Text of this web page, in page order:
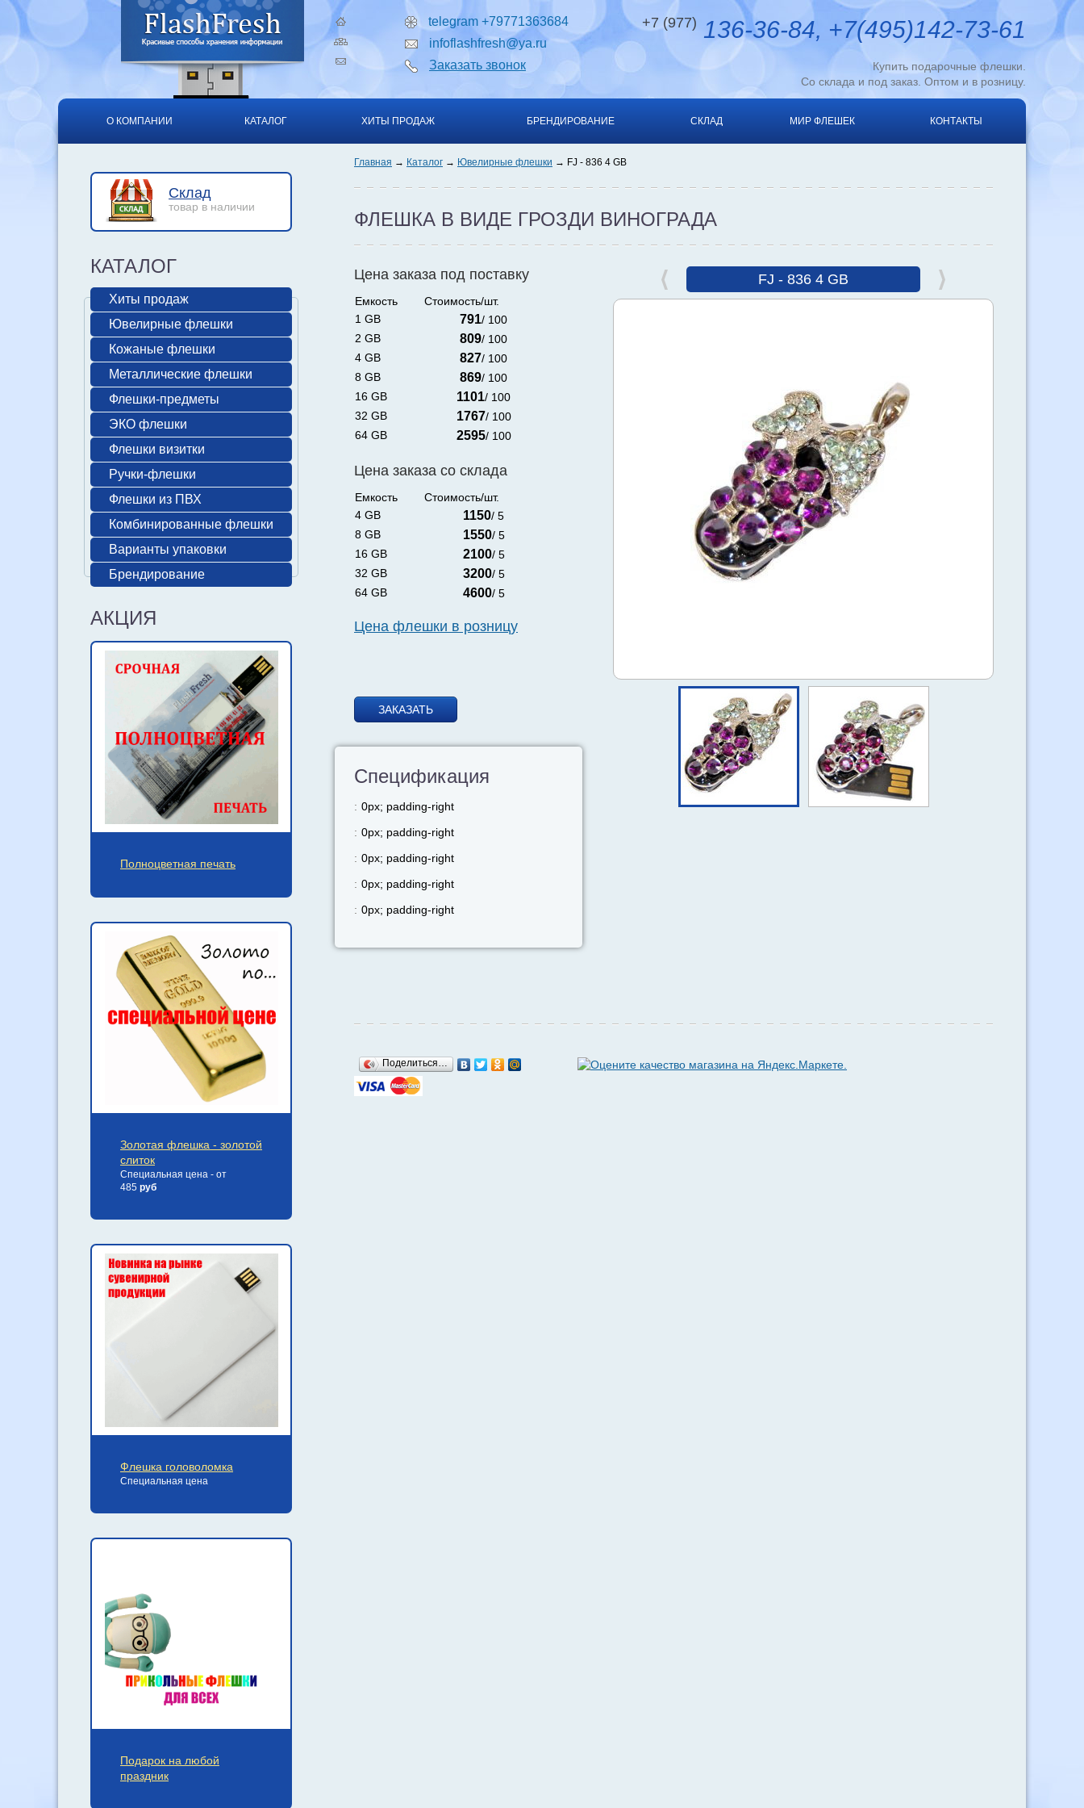
telegram +79771363684
infoflashfresh@ya.ru
Заказать звонок
+7 (977) 136-36-84, +7(495)142-73-61
Купить подарочные флешки.
Со склада и под заказ. Оптом и в розницу.
О КОМПАНИИ КАТАЛОГ ХИТЫ ПРОДАЖ БРЕНДИРОВАНИЕ СКЛАД МИР ФЛЕШЕК КОНТАКТЫ
Главная Каталог Ювелирные флешки FJ - 836 4 GB
ФЛЕШКА В ВИДЕ ГРОЗДИ ВИНОГРАДА
FJ - 836 4 GB
Цена заказа под поставку
Емкость
Стоимость/шт.
1 GB
791/ 100
2 GB
809/ 100
4 GB
827/ 100
8 GB
869/ 100
16 GB
1101/ 100
32 GB
1767/ 100
64 GB
2595/ 100
Цена заказа со склада
Емкость
Стоимость/шт.
4 GB
1150/ 5
8 GB
1550/ 5
16 GB
2100/ 5
32 GB
3200/ 5
64 GB
4600/ 5
Цена флешки в розницу
ЗАКАЗАТЬ
Спецификация
: 0px; padding-right
: 0px; padding-right
: 0px; padding-right
: 0px; padding-right
: 0px; padding-right
Поделиться…
Склад
товар в наличии
КАТАЛОГ
Хиты продаж
Ювелирные флешки
Кожаные флешки
Металлические флешки
Флешки-предметы
ЭКО флешки
Флешки визитки
Ручки-флешки
Флешки из ПВХ
Комбинированные флешки
Варианты упаковки
Брендирование
АКЦИЯ
Полноцветная печать
Золотая флешка - золотой
слиток
Специальная цена - от
485 руб
Флешка головоломка
Специальная цена
Подарок на любой
праздник